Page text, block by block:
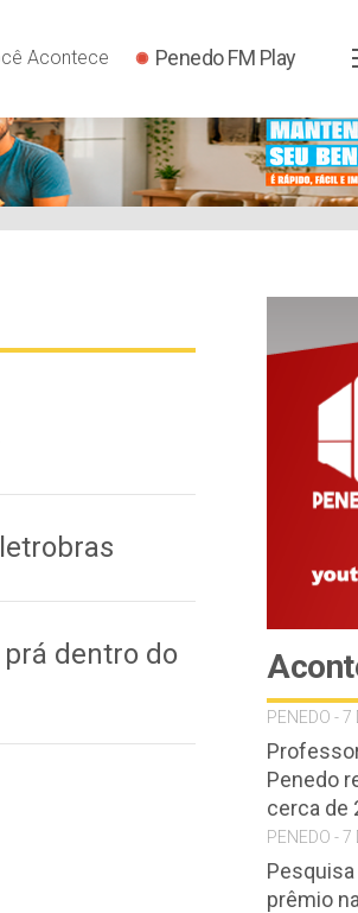
Acontece Penedo FM Play
prá dentro do
PENEDO -
Penedo
cerca de
PENEDO -
prêmio